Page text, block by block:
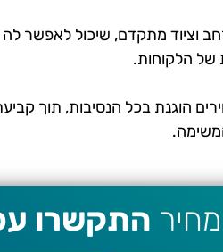
וציוד מתקדם, שיכול לאפשר
של הלקוחות.
הוגנת בכל הנסיבות, תוך
התקשרו